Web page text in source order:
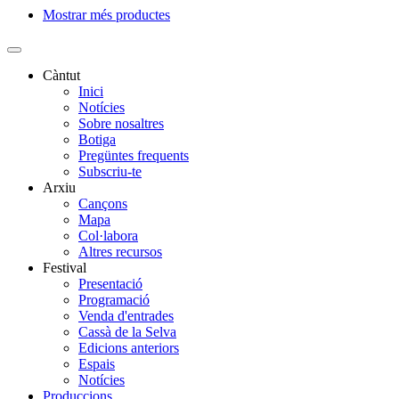
Mostrar més productes
Càntut
Inici
Notícies
Sobre nosaltres
Botiga
Pregüntes frequents
Subscriu-te
Arxiu
Cançons
Mapa
Col·labora
Altres recursos
Festival
Presentació
Programació
Venda d'entrades
Cassà de la Selva
Edicions anteriors
Espais
Notícies
Produccions